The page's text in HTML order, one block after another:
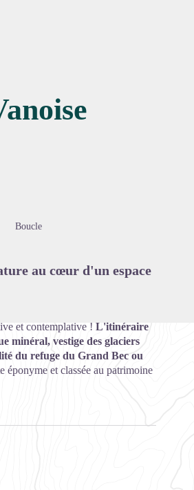
Boucle
au cœur d'un espace
et contemplative ! L'itinéraire
minéral, vestige des glaciers
du refuge du Grand Bec ou
éponyme et classée au patrimoine